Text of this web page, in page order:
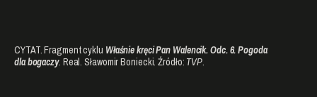
CYTAT. Fragment cyklu Właśnie kręci Pan Walencik. Odc. 6. Pogoda
dlabogaczy. Real. Sławomir Boniecki. Źródło: TVP.